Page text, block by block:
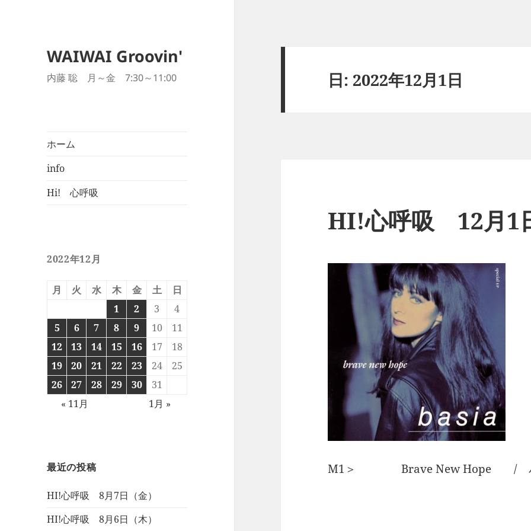
WAIWAI Groovin'
内藤 聡 月～金 7:30～11:00
ホーム
info
Hi! 心呼吸
2022年12月
月 火 水 木 金 土
日
1
2 3
4
5
6 7 8 9 10
11
12
13 14 15 16 17
18
19
20 21 22 23 24
25
26
27 28 29 30
31
« 11月
1月 »
最近の投稿
HI!心呼吸 8月7日（金）
HI!心呼吸 8月6日（木）
日: 2022年12月1日
HI!心呼吸 12月1
M1＞ Brave New Hope / バ